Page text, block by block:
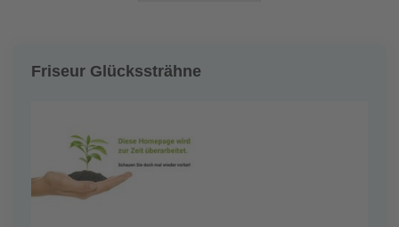
Friseur Glückssträhne